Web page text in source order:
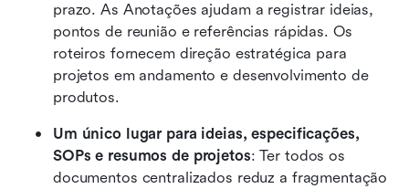
prazo. As Anotações ajudam a registrar ideias,
pontos de reunião e referências rápidas. Os
roteiros fornecem direção estratégica para
projetos em andamento e desenvolvimento de
produtos.
Um único lugar para ideias, especificações,
SOPs e resumos de projetos: Ter todos os
documentos centralizados reduz a fragmentação